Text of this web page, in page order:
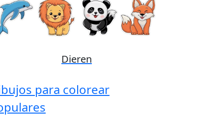
Disney
para colorear